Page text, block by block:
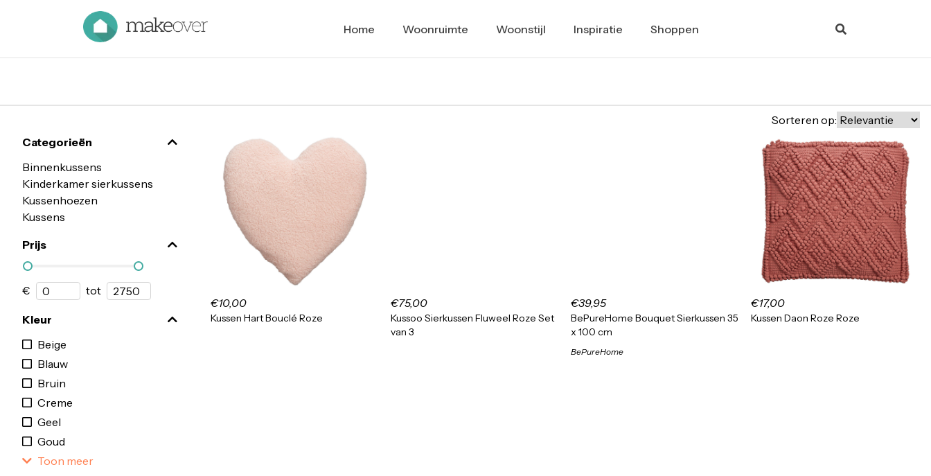
Home Woonruimte Woonstijl Inspiratie Shoppen
Categorieën
Binnenkussens
Kinderkamer sierkussens
Kussenhoezen
Kussens
Prijs
€ tot
Kleur
Beige
Blauw
Bruin
Creme
Geel
Goud
Toon meer
Sorteren op:
€10,00
Kussen Hart Bouclé Roze
€75,00
Kussoo Sierkussen Fluweel Roze Set
van 3
€39,95
BePureHome Bouquet Sierkussen 35
x 100 cm
BePureHome
€17,00
Kussen Daon Roze Roze